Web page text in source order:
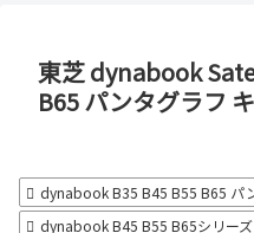
東芝 dynabook
B65 パンタグラフ
dynabook B35 B45 B55 B65 パ
dynabook B45 B55 B65シリーズ